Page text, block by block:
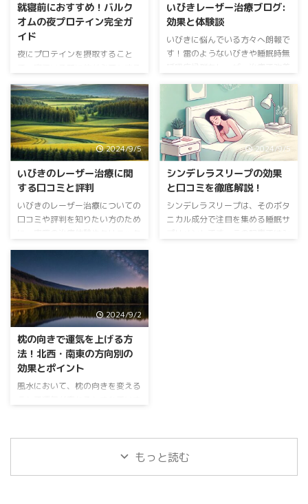
就寝前におすすめ！バルク
オムの夜プロテイン完全ガ
イド
夜にプロテインを摂取すること
栄養を効率よく吸収できます。本
記事では、バルクオムの夜プロテ
インについて詳しく解説し、使用
方法や効果、口コミを紹介しま
す。 公式【バルクオム夜プロテ
イン】休息と体メンテをサポート
バルクオム夜プロテインの特長
バルクオム夜プロテインの開発背
景 バルクオムの夜プロテイン
は、睡眠中の筋肉の修復と成長を
サポートするために開発された、
寝前に摂取することで、睡眠中の
タンパク質合成を促進し、効率的
に筋 ...
いびきレーザー治療ブログ:
効果と体験談
いびきに悩んでいる方々へ朗報で
す！雷のようないびきや睡眠時無
す。今回は実際の体験談も交えな
がら、その効果や手順についてお
伝えします。 いびきのレーザー
治療専門「スリープメディカルク
リニック」 レーザー治療とは レ
ーザー治療の仕組み レーザー治
療では、レーザーを用いて口腔内
の軟組織にアプローチします。こ
れにより、気道の通りを良くし、
いびきの軽減や睡眠時無呼吸症候
2024/9/5
いびきのレーザー治療に関
する口コミと評判
いびきのレーザー治療についての
口コミや評判を知りたい方のため
す。いびきに悩む方にとって有益
な情報をお届けします。 いびき
のレーザー治療専門「スリープメ
ディカルクリニック」 いびきの
レーザー治療とは？ レーザー治
療の仕組み いびきのレーザー治
療は、口蓋垂（こうがいすい）や
軟口蓋（なんこうがい）にレーザ
ーを照射することで、組織を収縮
させ、いびきの原因となる振動を
2024/9/5
シンデレラスリープの効果
と口コミを徹底解説！
シンデレラスリープは、そのボタ
ニカル成分で注目を集める睡眠サ
と ...
2024/9/2
枕の向きで運気を上げる方
法！北西・南東の方向別の
効果とポイント
風水において、枕の向きを変える
しく解説します。さらに、他の方
位についても触れ、どの方位が自もっと読む